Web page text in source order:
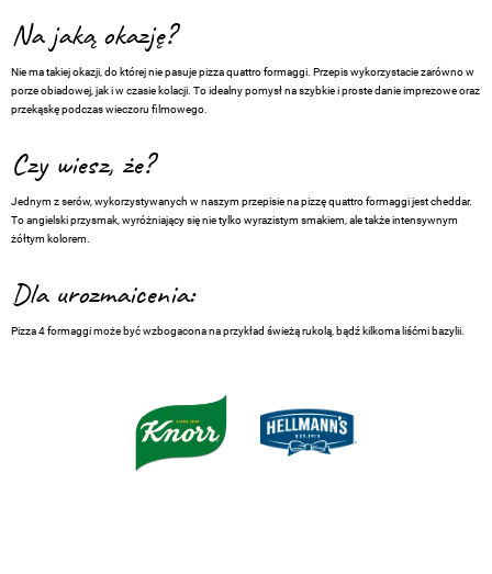
Na jaką okazję?
Nie ma takiej okazji, do której nie pasuje pizza quattro formaggi. Przepis wykorzystacie zarówno w
porze obiadowej, jak i w czasie kolacji. To idealny pomysł na szybkie i proste danie imprezowe oraz
przekąskę podczas wieczoru filmowego.
Czy wiesz, że?
Jednym z serów, wykorzystywanych w naszym przepisie na pizzę quattro formaggi jest cheddar.
To angielski przysmak, wyróżniający się nie tylko wyrazistym smakiem, ale także intensywnym
żółtym kolorem.
Dla urozmaicenia:
Pizza 4 formaggi może być wzbogacona na przykład świeżą rukolą, bądź kilkoma liśćmi bazylii.